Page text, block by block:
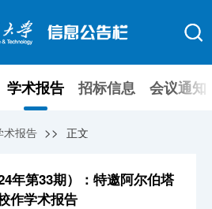
学术报告 招标信息 会议通知
术报告 >> 正文
年第33期）：特邀阿尔伯塔
作学术报告